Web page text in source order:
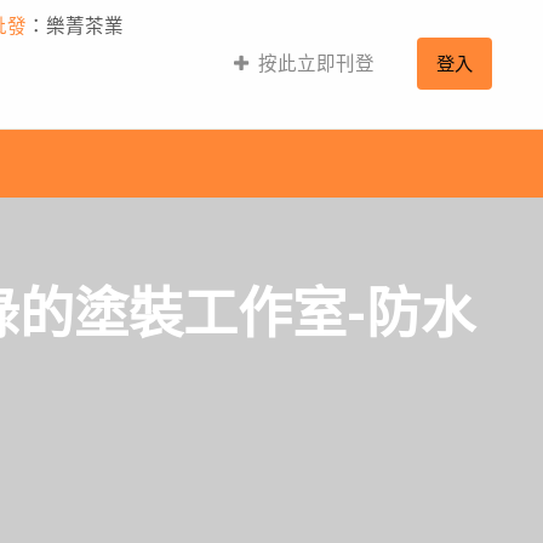
發 ：樂菁茶業
按此立即刊登
登入
塗裝工作室-防水